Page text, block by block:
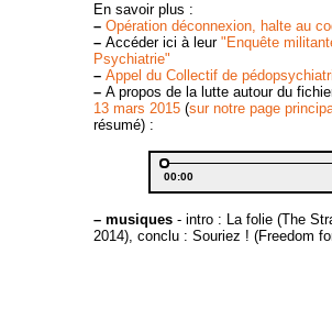
En savoir plus :
– Opération déconnexion, halte au
– Accéder ici à leur "Enquête
Psychiatrie"
– Appel du Collectif de
– A propos de la lutte autour du
13 mars 2015 (sur notre page
résumé) :
Audio
PlayerCurrent
time
00:00
– musiques - intro : La folie (The
2014), conclu : Souriez ! (Freedom